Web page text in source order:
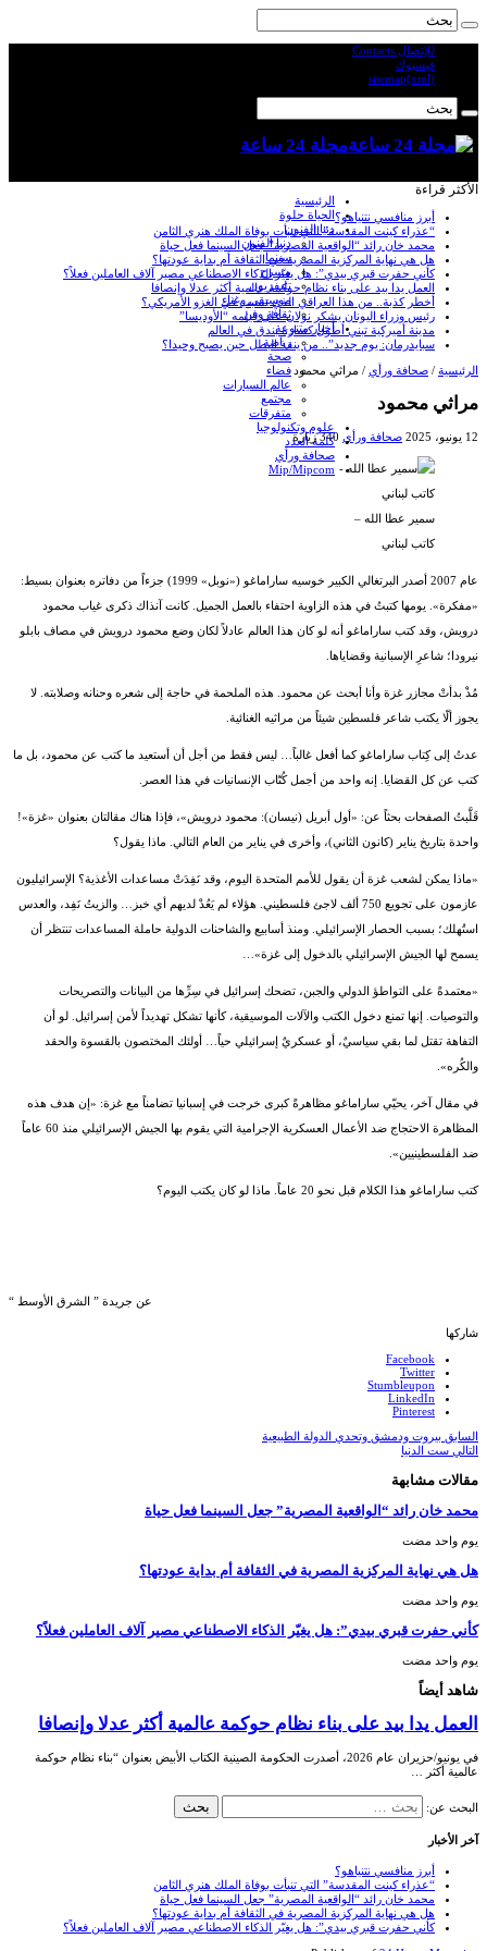
للإتصال Contacts
فيسبوك
sitemap(xml)
مجلة 24 ساعة
الرئيسية
الحياة حلوة
دنيا الفنون
دنيا الفنون
سينما
مسرح
تليفزيون
موسيقى وغناء
ثقافة وفن
أخبار متنوعة
رياضة
صحة
فضاء
عالم السيارات
مجتمع
متفرقات
علوم وتكنولوجيا
كلمة العدد
صحافة ورأي
Mip/Mipcom
الأكثر قراءة
أبرز منافسي نتنياهو؟
“عذراء كينت المقدسة” التي تنبأت بوفاة الملك هنري الثامن
محمد خان رائد “الواقعية المصرية” جعل السينما فعل حياة
هل هي نهاية المركزية المصرية في الثقافة أم بداية عودتها؟
كأني حفرت قبري بيدي”: هل يغيّر الذكاء الاصطناعي مصير آلاف العاملين فعلاً؟
العمل يدا بيد على بناء نظام حوكمة عالمية أكثر عدلا وإنصافا
أخطر كذبة.. من هذا العراقي الذي تسبب في الغزو الأمريكي؟
رئيس وزراء اليونان يشكر نولان على فيلمه “الأوديسا”
مدينة أميركية تبني أطول كسارة بندق في العالم
سبايدرمان: يوم جديد”.. من ينقذ البطل حين يصبح وحيدا؟
الرئيسية / صحافة ورأي / مراثي محمود
مراثي محمود
12 يونيو، 2025 صحافة ورأي 340 زيارة
سمير عطا الله –
كاتب لبناني
عام 2007 أصدر البرتغالي الكبير خوسيه ساراماغو («نوبل» 1999) جزءاً من دفاتره بعنوان بسيط:
«مفكرة». يومها كتبتُ في هذه الزاوية احتفاء بالعمل الجميل. كانت آنذاك ذكرى غياب محمود
درويش، وقد كتب ساراماغو أنه لو كان هذا العالم عادلاً لكان وضع محمود درويش في مصاف بابلو
نيرودا؛ شاعرِ الإسبانية وقضاياها.
مُذْ بدأتْ مجازر غزة وأنا أبحث عن محمود. هذه الملحمة في حاجة إلى شعره وحنانه وصلابته. لا
يجوز ألّا يكتب شاعر فلسطين شيئاً من مراثيه الغنائية.
عدتُ إلى كِتاب ساراماغو كما أفعل غالباً… ليس فقط من أجل أن أستعيد ما كتب عن محمود، بل ما
كتب عن كل القضايا. إنه واحد من أجمل كُتّاب الإنسانيات في هذا العصر.
قَلَّبتُ الصفحات بحثاً عن: «أول أبريل (نيسان): محمود درويش»، فإذا هناك مقالتان بعنوان «غزة»!
واحدة بتاريخ يناير (كانون الثاني)، وأخرى في يناير من العام التالي. ماذا يقول؟
«ماذا يمكن لشعب غزة أن يقول للأمم المتحدة اليوم، وقد نَفِدَتْ مساعدات الأغذية؟ الإسرائيليون
عازمون على تجويع 750 ألف لاجئ فلسطيني. هؤلاء لم يَعُدْ لديهم أي خبز… والزيتُ نَفِد، والعدس
استُهلك؛ بسبب الحصار الإسرائيلي. ومنذ أسابيع والشاحنات الدولية حاملة المساعدات تنتظر أن
يسمح لها الجيش الإسرائيلي بالدخول إلى غزة»…
«معتمدةً على التواطؤ الدولي والجبن، تضحك إسرائيل في سِرِّها من البيانات والتصريحات
والتوصيات. إنها تمنع دخول الكتب والآلات الموسيقية، كأنها تشكل تهديداً لأمن إسرائيل. لو أن
التفاهة تقتل لما بقي سياسيٌ، أو عسكريٌ إسرائيلي حياً… أولئك المختصون بالقسوة والحقد
والكُره».
في مقال آخر، يحيّي ساراماغو مظاهرةً كبرى خرجت في إسبانيا تضامناً مع غزة: «إن هدف هذه
المظاهرة الاحتجاج ضد الأعمال العسكرية الإجرامية التي يقوم بها الجيش الإسرائيلي منذ 60 عاماً
ضد الفلسطينيين».
كتب ساراماغو هذا الكلام قبل نحو 20 عاماً. ماذا لو كان يكتب اليوم؟
عن جريدة ” الشرق الأوسط “
شاركها
Facebook
Twitter
Stumbleupon
LinkedIn
Pinterest
السابق بيروت ودمشق وتحدي الدولة الطبيعية
التالي ست الدنيا
مقالات مشابهة
محمد خان رائد “الواقعية المصرية” جعل السينما فعل حياة
‏يوم واحد مضت
هل هي نهاية المركزية المصرية في الثقافة أم بداية عودتها؟
‏يوم واحد مضت
كأني حفرت قبري بيدي”: هل يغيّر الذكاء الاصطناعي مصير آلاف العاملين فعلاً؟
‏يوم واحد مضت
شاهد أيضاً
العمل يدا بيد على بناء نظام حوكمة عالمية أكثر عدلا وإنصافا
في يونيو/حزيران عام 2026، أصدرت الحكومة الصينية الكتاب الأبيض بعنوان “بناء نظام حوكمة
عالمية أكثر …
البحث عن:
آخر الأخبار
أبرز منافسي نتنياهو؟
“عذراء كينت المقدسة” التي تنبأت بوفاة الملك هنري الثامن
محمد خان رائد “الواقعية المصرية” جعل السينما فعل حياة
هل هي نهاية المركزية المصرية في الثقافة أم بداية عودتها؟
كأني حفرت قبري بيدي”: هل يغيّر الذكاء الاصطناعي مصير آلاف العاملين فعلاً؟